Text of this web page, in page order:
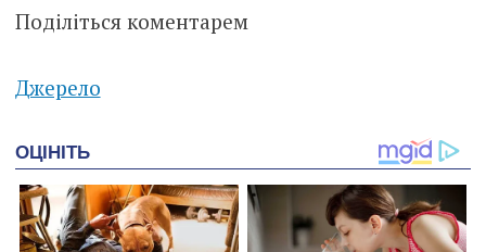
Поділіться коментарем
Джерело